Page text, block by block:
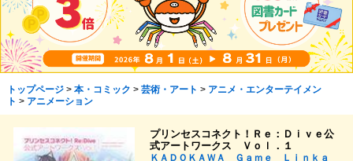
トップページ> 本・コミック > 芸術・アート > アニメ・エンターテイメン
ト > アニメーション
プリンセスコネクト！Ｒｅ：Ｄｉｖｅ公
式アートワークス Ｖｏｌ．１
ＫＡＤＯＫＡＷＡ Ｇａｍｅ Ｌｉｎｋａ